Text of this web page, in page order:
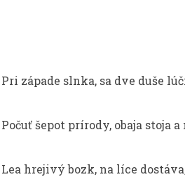
Pri západe slnka, sa dve duše
Počuť šepot prírody, obaja stoja a
Lea hrejivý bozk, na líce